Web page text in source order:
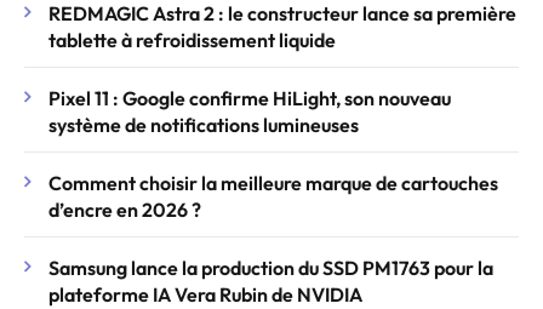
REDMAGIC Astra 2 : le constructeur lance sa première
tablette à refroidissement liquide
Pixel 11 : Google confirme HiLight, son nouveau
système de notifications lumineuses
Comment choisir la meilleure marque de cartouches
d’encre en 2026 ?
Samsung lance la production du SSD PM1763 pour la
plateforme IA Vera Rubin de NVIDIA